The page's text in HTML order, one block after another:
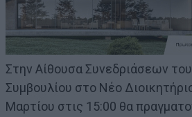
Στην Αίθουσα Συνεδριάσεων
Συμβουλίου στο Νέο
Μαρτίου στις 15:00 θα